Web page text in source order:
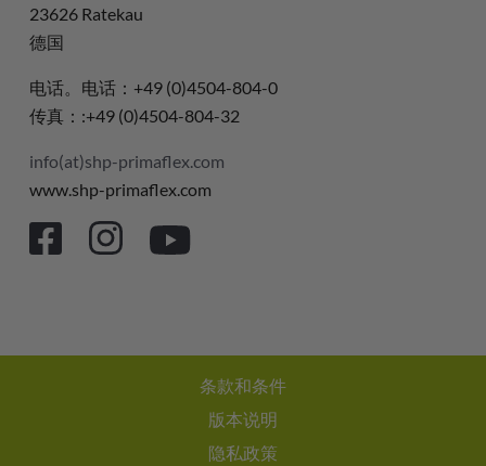
23626 Ratekau
德国
电话。电话：+49 (0)4504-804-0
传真：:+49 (0)4504-804-32
info(at)shp-primaflex.com
www.shp-primaflex.com
条款和条件
版本说明
隐私政策